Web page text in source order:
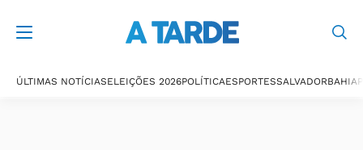
ÚLTIMAS NOTÍCIASELEIÇÕES 2026POLÍTICAESPORTESSALVADORBAHIA